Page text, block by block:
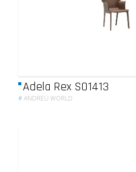
Adela Rex SO1413
#ANDREU WORLD